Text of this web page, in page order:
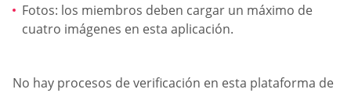
Fotos: los miembros deben cargar un máximo de
cuatro imágenes en esta aplicación.
No hay procesos de verificación en esta plataforma de